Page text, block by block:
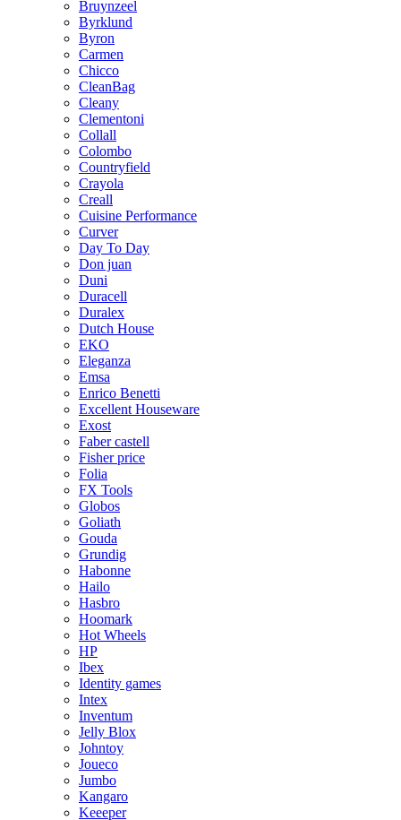
Bruynzeel
Byrklund
Byron
Carmen
Chicco
CleanBag
Cleany
Clementoni
Collall
Colombo
Countryfield
Crayola
Creall
Cuisine Performance
Curver
Day To Day
Don juan
Duni
Duracell
Duralex
Dutch House
EKO
Eleganza
Emsa
Enrico Benetti
Excellent Houseware
Exost
Faber castell
Fisher price
Folia
FX Tools
Globos
Goliath
Gouda
Grundig
Habonne
Hailo
Hasbro
Hoomark
Hot Wheels
HP
Ibex
Identity games
Intex
Inventum
Jelly Blox
Johntoy
Joueco
Jumbo
Kangaro
Keeeper